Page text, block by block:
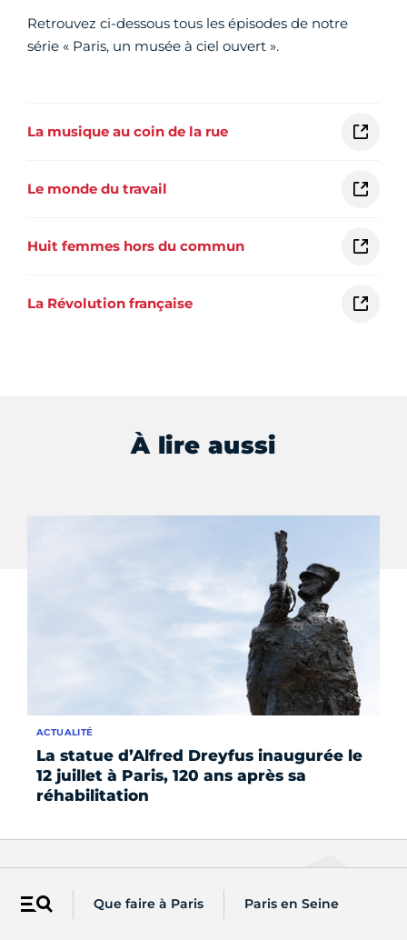
Menu Que faire à Paris Paris en Seine
Retrouvez ci-dessous tous les épisodes de notre
série « Paris, un musée à ciel ouvert ».
La musique au coin de la rue
Le monde du travail
Huit femmes hors du commun
La Révolution française
À lire aussi
La statue d’Alfred Dreyfus inaugurée le
12 juillet à Paris, 120 ans après sa
réhabilitation
ACTUALITÉ
Vous êtes...